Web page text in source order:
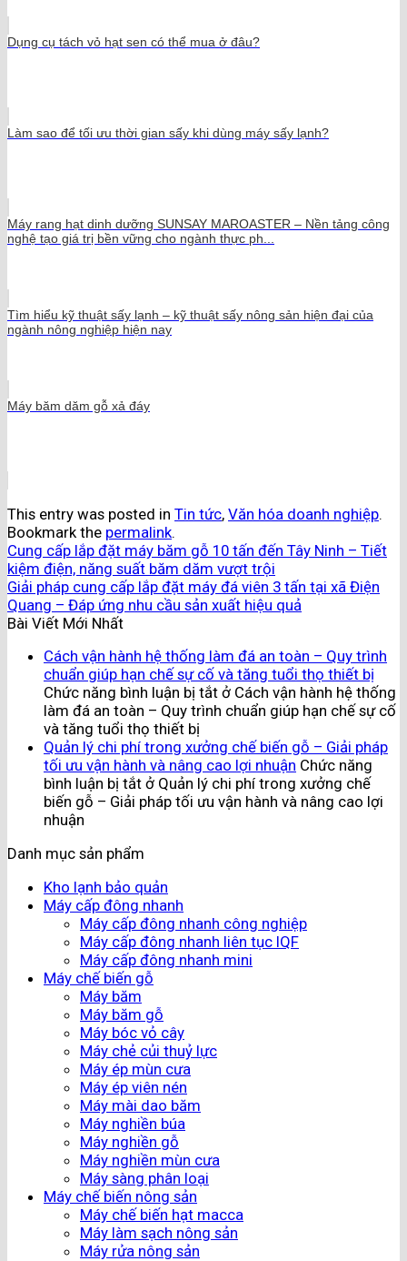
Dụng cụ tách vỏ hạt sen có thể mua ở đâu?
Làm sao để tối ưu thời gian sấy khi dùng máy sấy lạnh?
Máy rang hạt dinh dưỡng SUNSAY MAROASTER – Nền tảng công
nghệ tạo giá trị bền vững cho ngành thực ph...
Tìm hiểu kỹ thuật sấy lạnh – kỹ thuật sấy nông sản hiện đại của
ngành nông nghiệp hiện nay
Máy băm dăm gỗ xả đáy
This entry was posted in Tin tức, Văn hóa doanh nghiệp.
Bookmark the permalink.
Cung cấp lắp đặt máy băm gỗ 10 tấn đến Tây Ninh – Tiết
kiệm điện, năng suất băm dăm vượt trội
Giải pháp cung cấp lắp đặt máy đá viên 3 tấn tại xã Điện
Quang – Đáp ứng nhu cầu sản xuất hiệu quả
Bài Viết Mới Nhất
Cách vận hành hệ thống làm đá an toàn – Quy trình
chuẩn giúp hạn chế sự cố và tăng tuổi thọ thiết bị
Chức năng bình luận bị tắt ở Cách vận hành hệ thống
làm đá an toàn – Quy trình chuẩn giúp hạn chế sự cố
và tăng tuổi thọ thiết bị
Quản lý chi phí trong xưởng chế biến gỗ – Giải pháp
tối ưu vận hành và nâng cao lợi nhuận Chức năng
bình luận bị tắt ở Quản lý chi phí trong xưởng chế
biến gỗ – Giải pháp tối ưu vận hành và nâng cao lợi
nhuận
Danh mục sản phẩm
Kho lạnh bảo quản
Máy cấp đông nhanh
Máy cấp đông nhanh công nghiệp
Máy cấp đông nhanh liên tục IQF
Máy cấp đông nhanh mini
Máy chế biến gỗ
Máy băm
Máy băm gỗ
Máy bóc vỏ cây
Máy chẻ củi thuỷ lực
Máy ép mùn cưa
Máy ép viên nén
Máy mài dao băm
Máy nghiền búa
Máy nghiền gỗ
Máy nghiền mùn cưa
Máy sàng phân loại
Máy chế biến nông sản
Máy chế biến hạt macca
Máy làm sạch nông sản
Máy rửa nông sản